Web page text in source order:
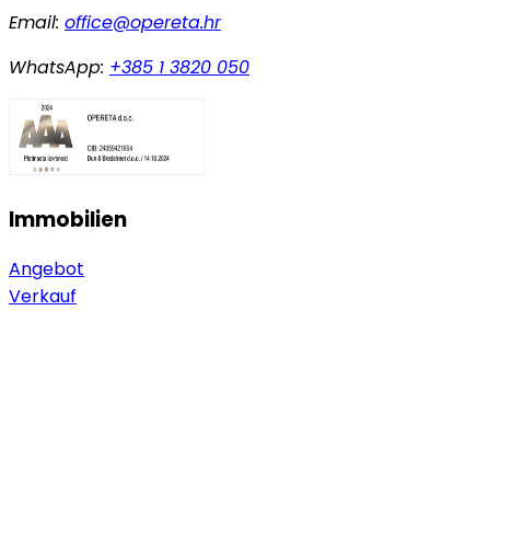
Email: office@opereta.hr
WhatsApp: +385 1 3820 050
Immobilien
Angebot
Verkauf